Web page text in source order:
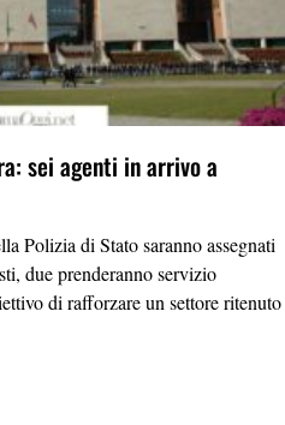
sei agenti in arrivo a
Polizia di Stato saranno assegnati
due prenderanno servizio
di rafforzare un settore ritenuto